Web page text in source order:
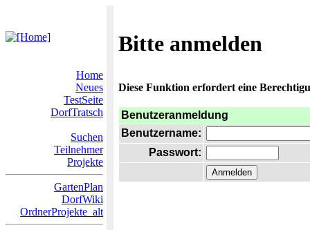
Bitte anmelden
Home
Neues
TestSeite
DorfTratsch
Suchen
Teilnehmer
Projekte
GartenPlan
DorfWiki
OrdnerProjekte_alt
Diese Funktion erfordert eine
Benutzeranmeldung
Benutzername:
Passwort: